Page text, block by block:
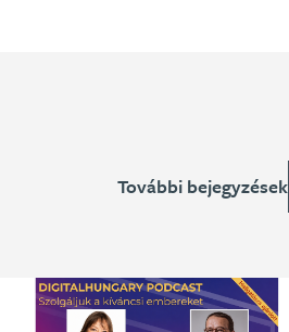
További bejegyzések